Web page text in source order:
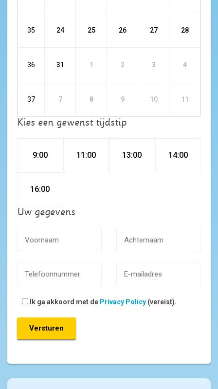
35 24 25 26 27 28
36 31 1 2 3 4
37 7 8 9 10 11
Kies een gewenst tijdstip
9:00 11:00 13:00 14:00
16:00
Uw gegevens
Ik ga akkoord met de Privacy Policy (vereist).